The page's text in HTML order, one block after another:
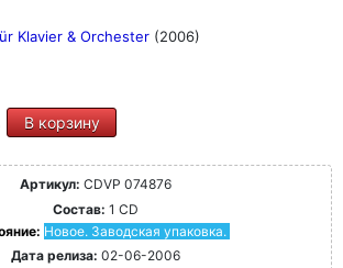
Klavier & Orchester (2006)
В корзину
Артикул: CDVP 074876
Состав: 1 CD
Новое. Заводская упаковка.
Дата релиза: 02-06-2006